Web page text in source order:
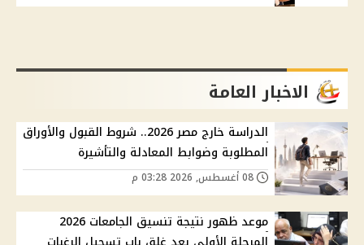
الاخبار العامة
الدراسة خارج مصر 2026.. شروط القبول والأوراق
المطلوبة وضوابط المعادلة والتأشيرة
موعد ظهور نتيجة تنسيق الجامعات 2026